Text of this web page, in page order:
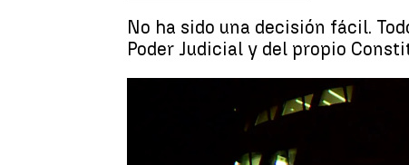
No ha sido una decisión fácil.
Poder Judicial y del propio